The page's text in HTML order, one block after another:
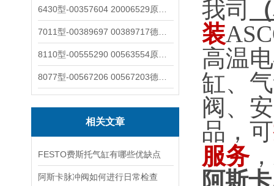
相关文章
FESTO费斯托气缸有哪些优缺点
阿斯卡脉冲阀如何进行日常检查
我司 （
装
高温
缸、
阀、
品，可
服务
阿斯